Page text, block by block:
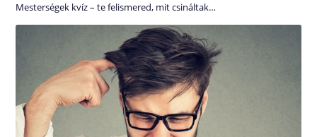
Mesterségek kvíz – te felismered, mit csináltak…